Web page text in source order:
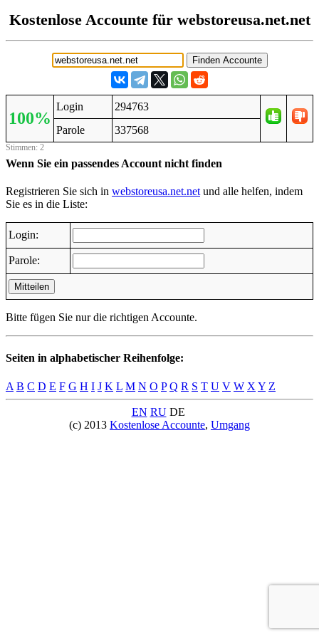
Kostenlose Accounte für webstoreusa.net.net
100%
Login
294763
Parole
337568
Stimmen: 2
Wenn Sie ein passendes Account nicht finden
Registrieren Sie sich in webstoreusa.net.net und alle helfen, indem
Sie es in die Liste:
Login:
Parole:
Mitteilen
Bitte fügen Sie nur die richtigen Accounte.
Seiten in alphabetischer Reihenfolge:
A B C D E F G H I J K L M N O P Q R S T U V W X Y Z
EN RUDE
(c) 2013 Kostenlose Accounte, Umgang